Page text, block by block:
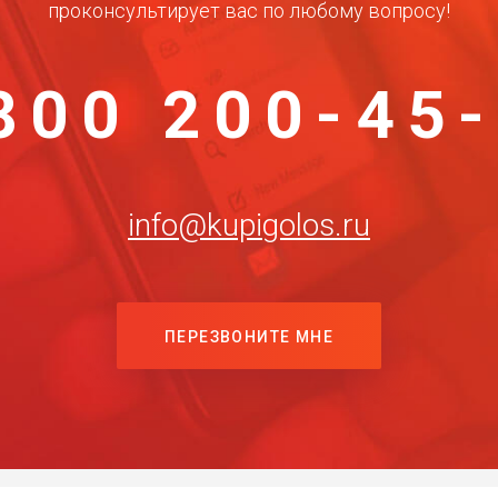
проконсультирует вас по любому вопросу!
200-
info@kupigolos.ru
ПЕРЕЗВОНИТЕ МНЕ